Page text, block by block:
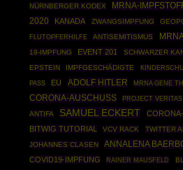
NÜRNBERGER KODEX MRNA-
2020
KANADA ZWANGSIMPFUNG
FLUTOPFERHILFE ANTISEMITISMUS
19-IMPFUNG
EVENT 201 SCHWARZER
EPSTEIN
IMPFGESCHÄDIGTE
PASS EU ADOLF HITLER MRNA GENE
CORONA-AUSCHUSS
PROJECT VERITAS
ANTIFA SAMUEL ECKERT
BITWIG TUTORIAL
VCV RACK TWITTER
JOHANNES CLASEN
ANNALENA
COVID19-IMPFUNG RAINER MAUSFELD